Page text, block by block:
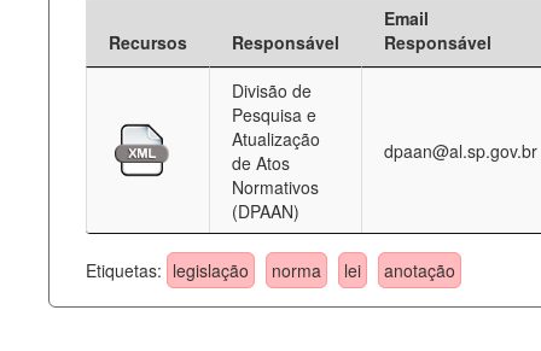
Deputados Estaduais
Legislação
Perguntas frequentes
Contato
Recursos Responsável
Email
Responsável
Divisão de
Pesquisa e
Atualização
de Atos
Normativos
(DPAAN)
dpaan@al.sp.gov.br
Etiquetas: legislação norma lei anotação